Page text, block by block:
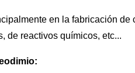
en la fabricación
de reactivos químicos, etc...
: